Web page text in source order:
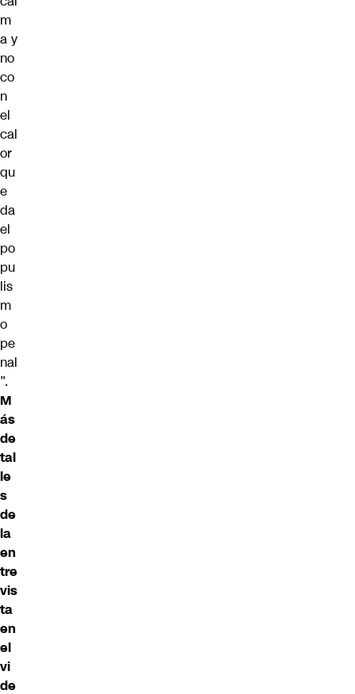
m
a y
no
co
n
el
cal
or
qu
e
da
el
po
pu
lis
m
o
pe
nal
”.
M
ás
de
tal
le
s
de
la
en
tre
vis
ta
en
el
vi
de